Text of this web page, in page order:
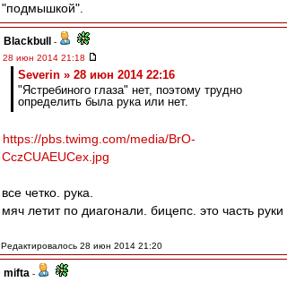
"подмышкой".
Blackbull
-
28 июн 2014 21:18
Severin » 28 июн 2014 22:16
"Ястребиного глаза" нет, поэтому трудно
определить была рука или нет.
https://pbs.twimg.com/media/BrO-
CczCUAEUCex.jpg
все четко. рука.
мяч летит по диагонали. бицепс. это часть руки
Редактировалось 28 июн 2014 21:20
mifta -